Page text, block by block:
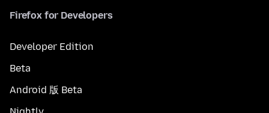
Firefox for Developers
Developer Edition
Beta
Android 版 Beta